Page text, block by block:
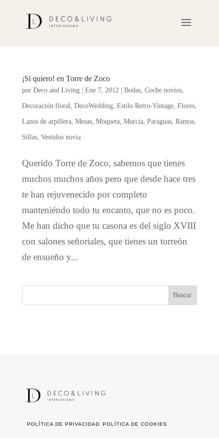
¡Si quiero! en Torre de Zoco
por Deco and Living| Ene 7, 2012 | Bodas, Coche novios,
Decoración floral DecoWedding, Estilo Retro-Vintage, Flores,
Lazos de arpillera, Mesas, Moqueta, Murcia, Paraguas, Ramos,
Sillas, Vestidos novia
Querido Torre de Zoco, sabemos que tienes
muchos muchos años pero que desde hace tres
te han rejuvenecido por completo
manteniéndo todo tu encanto, que no es poco.
Me han dicho que tu casona es del siglo XVIII
con salones señoriales, que tienes un torreón
de ensueño y...
POLÍTICA DE PRIVACIDAD POLÍTICA DE COOKIES